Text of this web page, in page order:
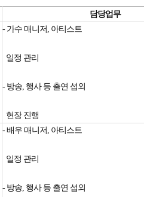
담당업무
- 가수 매니저, 아티스트
일정 관리
- 방송, 행사 등 출연 섭외
현장 진행
- 배우 매니저, 아티스트
일정 관리
- 방송, 행사 등 출연 섭외